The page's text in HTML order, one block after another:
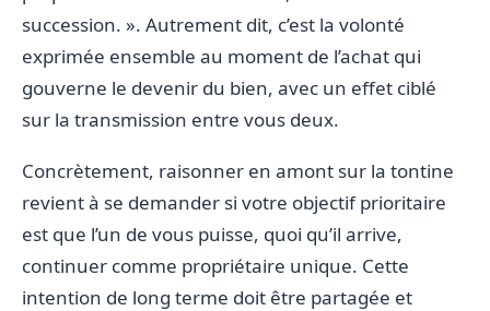
succession. ». Autrement dit, c’est la volonté
exprimée ensemble au moment de l’achat qui
gouverne le devenir du bien, avec un effet ciblé
sur la transmission entre vous deux.
Concrètement, raisonner en amont sur la tontine
revient à se demander si votre objectif prioritaire
est que l’un de vous puisse, quoi qu’il arrive,
continuer comme propriétaire unique. Cette
intention de long terme doit être partagée et